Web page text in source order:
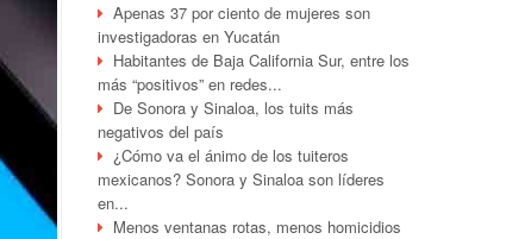
Apenas 37 por ciento de mujeres son
investigadoras en Yucatán
Habitantes de Baja California Sur, entre los
más “positivos” en redes...
De Sonora y Sinaloa, los tuits más
negativos del país
¿Cómo va el ánimo de los tuiteros
mexicanos? Sonora y Sinaloa son líderes
en...
Menos ventanas rotas, menos homicidios